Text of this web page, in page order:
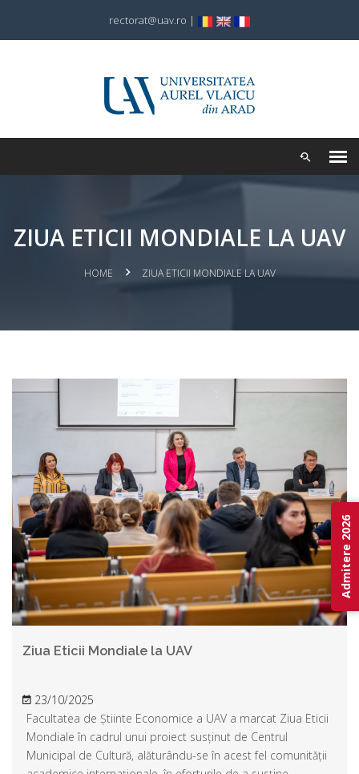
rectorat@uav.ro |
ZIUA ETICII MONDIALE LA UAV
HOME ZIUA ETICII MONDIALE LA UAV
Ziua Eticii Mondiale la UAV
23/10/2025
Facultatea de Știinte Economice a UAV a marcat Ziua Eticii
Mondiale în cadrul unui proiect susținut de Centrul
Municipal de Cultură, alăturându-se în acest fel comunității
Admitere 2026